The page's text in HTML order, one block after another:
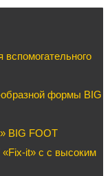
формы BIG
BIG FOOT
it» c с высоким